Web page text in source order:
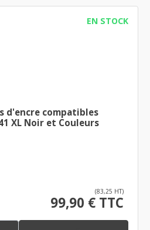
EN STOCK
d'encre compatibles
XL Noir et Couleurs
(83,25 HT)
99,90 € TTC